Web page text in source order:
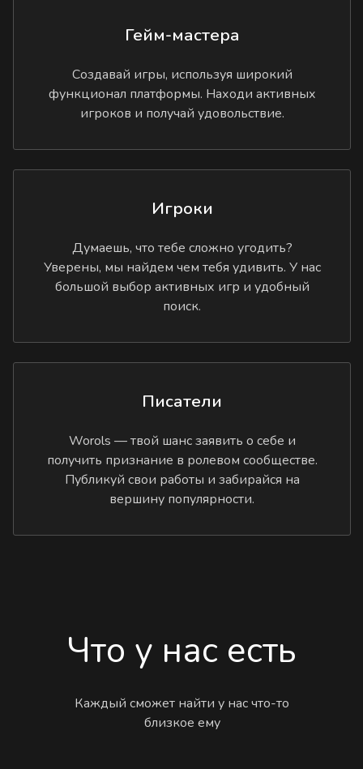
Гейм-мастера
Создавай игры, используя широкий
функционал платформы. Находи активных
игроков и получай удовольствие.
Игроки
Думаешь, что тебе сложно угодить?
Уверены, мы найдем чем тебя удивить. У нас
большой выбор активных игр и удобный
поиск.
Писатели
Worols — твой шанс заявить о себе и
получить признание в ролевом сообществе.
Публикуй свои работы и забирайся на
вершину популярности.
Что у нас есть
Каждый сможет найти у нас что-то
близкое ему